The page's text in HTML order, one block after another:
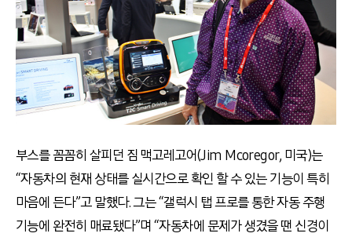
부스를 꼼꼼히 살피던 짐 맥고레고어(Jim Mcoregor, 미국)는
“자동차의 현재 상태를 실시간으로 확인 할 수 있는 기능이 특히
마음에 든다”고 말했다. 그는 “갤럭시 탭 프로를 통한 자동 주행
기능에 완전히 매료됐다”며 “자동차에 문제가 생겼을 땐 신경이